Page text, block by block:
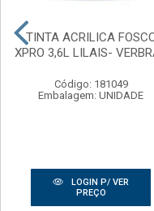
TINTA ACRILICA
XPRO 3,6L LILAIS-
Código: 181049
Embalagem: UNIDADE
LOGIN P/ VER
PREÇO